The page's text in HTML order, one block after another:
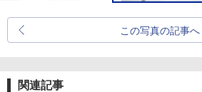
この写真の記事へ
関連記事